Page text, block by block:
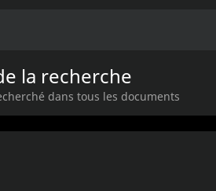
la recherche
dans tous les documents